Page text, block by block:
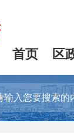
首页 区